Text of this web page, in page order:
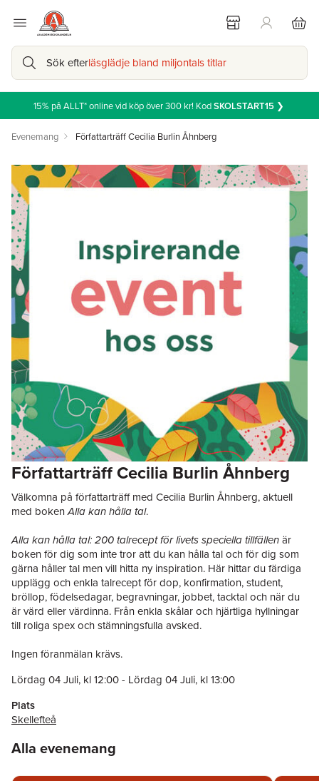
Sök efterläsglädje bland miljontals titlar
15% på ALLT* online vid köp över 300 kr! KodSKOLSTART15❯
Evenemang Författarträff Cecilia Burlin Åhnberg
Författarträff Cecilia Burlin Åhnberg
Välkomna på författarträff med Cecilia Burlin Åhnberg, aktuell
med bokenAlla kan hålla tal.
Alla kan hålla tal: 200 talrecept för livets speciella tillfällenär
boken för dig som inte tror att du kan hålla tal och för dig som
gärna håller tal men vill hitta ny inspiration. Här hittar du färdiga
upplägg och enkla talrecept för dop, konfirmation, student,
bröllop, födelsedagar, begravningar, jobbet, tacktal och när du
är värd eller värdinna. Från enkla skålar och hjärtliga hyllningar
till roliga spex och stämningsfulla avsked.
Ingen föranmälan krävs.
Lördag 04 Juli, kl12:00- Lördag 04 Juli, kl13:00
Plats
Skellefteå
Alla evenemang